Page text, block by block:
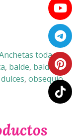
toda
, balde, balde
dulces, obsequio,